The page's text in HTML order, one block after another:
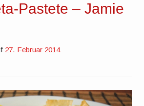
Pastete – Jamie
27. Februar 2014